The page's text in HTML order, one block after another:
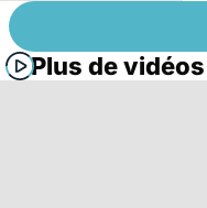
Plus de vidéos